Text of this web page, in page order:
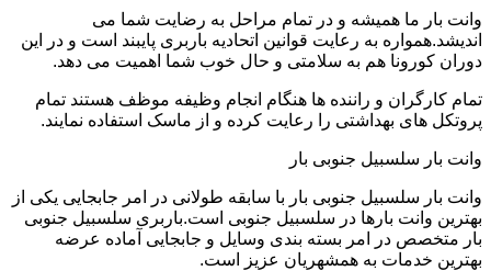
وانت بار ما همیشه و در تمام مراحل به رضایت شما می
اندیشد.همواره به رعایت قوانین اتحادیه باربری پایبند است و در این
دوران کورونا هم به سلامتی و حال خوب شما اهمیت می دهد.
تمام کارگران و راننده ها هنگام انجام وظیفه موظف هستند تمام
پروتکل های بهداشتی را رعایت کرده و از ماسک استفاده نمایند.
وانت بار سلسبیل جنوبی بار
وانت بار سلسبیل جنوبی بار با سابقه طولانی در امر جابجایی یکی از
بهترین وانت بارها در سلسبیل جنوبی است.باربری سلسبیل جنوبی
بار متخصص در امر بسته بندی وسایل و جابجایی آماده عرضه
بهترین خدمات به همشهریان عزیز است.